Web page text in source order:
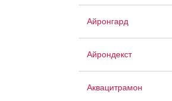
Айронгард
Айрондекст
Аквацитрамон